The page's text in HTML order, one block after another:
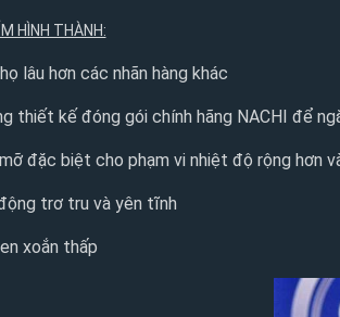
HÌNH THÀNH:
lâu hơn các nhãn hàng khác
thiết kế đóng gói chính hãng NACHI để
đặc biệt cho phạm vi nhiệt độ rộng hơn
trơ tru và yên tĩnh
xoắn thấp